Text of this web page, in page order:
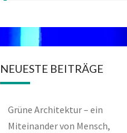
NEUESTE BEITRÄGE
Grüne Architektur – ein
Miteinander von Mensch,